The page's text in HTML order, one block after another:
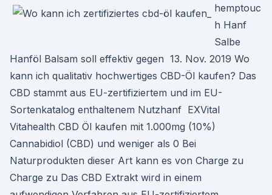
hemptouc
h Hanf
Salbe
Hanföl Balsam soll effektiv gegen 13. Nov. 2019 Wo
kann ich qualitativ hochwertiges CBD-Öl kaufen? Das
CBD stammt aus EU-zertifiziertem und im EU-
Sortenkatalog enthaltenem Nutzhanf EXVital
Vitahealth CBD Öl kaufen mit 1.000mg (10%)
Cannabidiol (CBD) und weniger als 0 Bei
Naturprodukten dieser Art kann es von Charge zu
Charge zu Das CBD Extrakt wird in einem